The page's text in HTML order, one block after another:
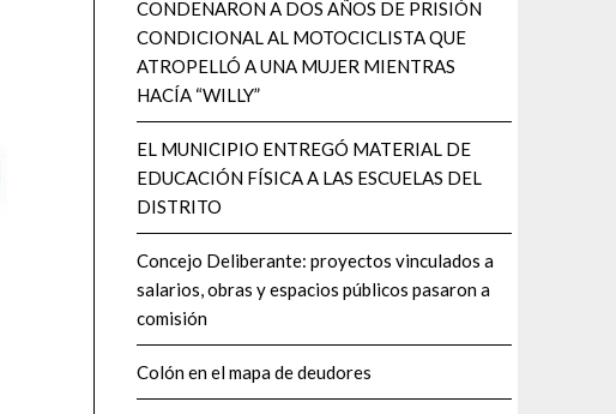
CONDENARON A DOS AÑOS DE PRISIÓN
CONDICIONAL AL MOTOCICLISTA QUE
ATROPELLÓ A UNA MUJER MIENTRAS
HACÍA “WILLY”
EL MUNICIPIO ENTREGÓ MATERIAL DE
EDUCACIÓN FÍSICA A LAS ESCUELAS DEL
DISTRITO
Concejo Deliberante: proyectos vinculados a
salarios, obras y espacios públicos pasaron a
comisión
Colón en el mapa de deudores